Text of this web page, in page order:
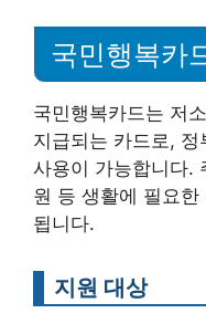
국민행복카
국민행복카드는 저
지급되는 카드로,
사용이 가능합니다.
원 등 생활에 필요
됩니다.
지원 대상